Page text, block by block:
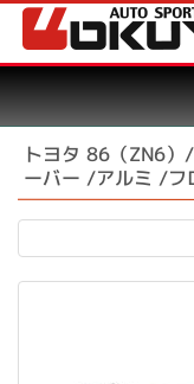
トヨタ 86（ZN6）
ーバー /アルミ /フ